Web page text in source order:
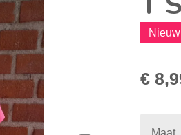
Nieuw
€
Maat